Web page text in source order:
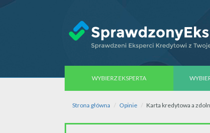
WYBIERZ EKSPERTA
Strona główna Opinie Karta kredytowa a